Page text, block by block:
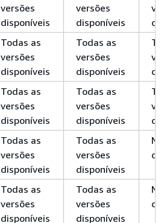
versões
disponíveis
versões
disponíveis
Todas as
versões
disponíveis
Todas as
versões
disponíveis
Todas as
versões
disponíveis
Todas as
versões
disponíveis
Todas as
versões
disponíveis
Todas as
versões
disponíveis
Todas as
versões
disponíveis
Todas as
versões
disponíveis